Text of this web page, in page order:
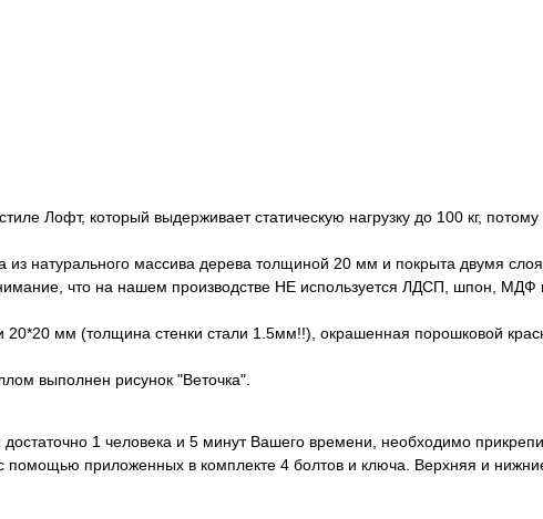
Лофт, который выдерживает статическую нагрузку до 100 кг, потому
натурального массива дерева толщиной 20 мм и покрыта двумя
что на нашем производстве НЕ используется ЛДСП, шпон, МДФ
20*20 мм (толщина стенки стали 1.5мм!!), окрашенная порошковой
выполнен рисунок "Веточка".
1 человека и 5 минут Вашего времени, необходимо
приложенных в комплекте 4 болтов и ключа. Верхняя и